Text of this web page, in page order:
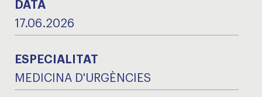
DATA
17.06.2026
ESPECIALITAT
MEDICINA D'URGÈNCIES